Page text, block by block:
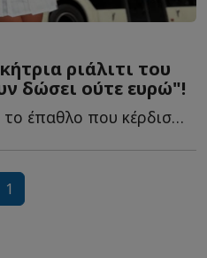
ριάλιτι του
δώσει ούτε ευρώ"!
Μπορεί να πανηγύρισε το έπαθλο που κέρδισε On camera, ωστόσο α...
1